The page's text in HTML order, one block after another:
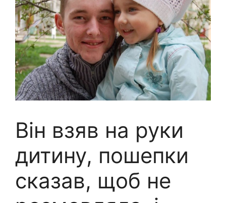
Він взяв на руки
дитину, пошепки
сказав, щоб не